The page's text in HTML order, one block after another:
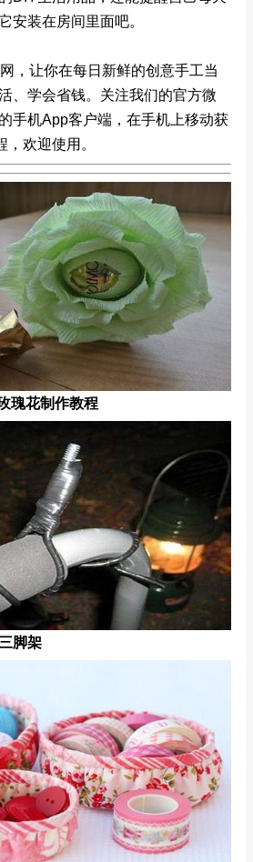
安装在房间里面吧。
，让你在每日新鲜的创意手工当
、学会省钱。关注我们的官方微
手机App客户端，在手机上移动获
，欢迎使用。
瑰花制作教程
脚架